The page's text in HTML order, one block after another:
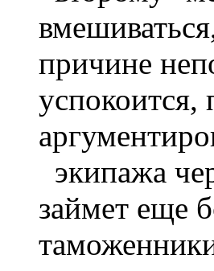
причине
успокоится,
экипажа
займет еще